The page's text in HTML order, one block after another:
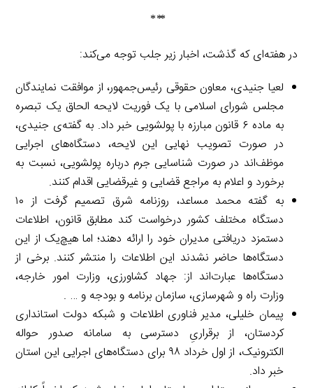
⃰ ⃰ ⃰
در هفته‌ای که گذشت، اخبار زیر جلب توجه می‌کند:
لعیا جنیدی، معاون حقوقی رئیس‌جمهور، از موافقت نمایندگان
مجلس شورای اسلامی با یک فوریت لایحه الحاق یک تبصره
به ماده ۶ قانون مبارزه با پولشویی خبر داد. به گفته‌ی جنیدی،
در صورت تصویب نهایی این لایحه، دستگاه‌های اجرایی
موظف‌اند در صورت شناسایی جرم درباره پولشویی، نسبت به
برخورد و اعلام به مراجع قضایی و غیرقضایی اقدام کنند.
به گفته محمد مساعد، روزنامه شرق تصمیم گرفت از ۱۰
دستگاه مختلف کشور درخواست کند مطابق قانون، اطلاعات
دستمزد دریافتی مدیران خود را ارائه دهند؛ اما هیچ‌یک از این
دستگاه‌ها حاضر نشدند این اطلاعات را منتشر کنند. برخی از
دستگاه‌ها عبارت‌اند از: جهاد کشاورزی، وزارت امور خارجه،
وزارت راه و شهرسازی، سازمان برنامه و بودجه و … .
پیمان خلیلی، مدیر فناوری اطلاعات و شبکه دولت استانداری
کردستان، از برقراریِ دسترسی به سامانه صدور حواله
الکترونیک، از اول خرداد ۹۸ برای دستگاه‌های اجرایی این استان
خبر داد.